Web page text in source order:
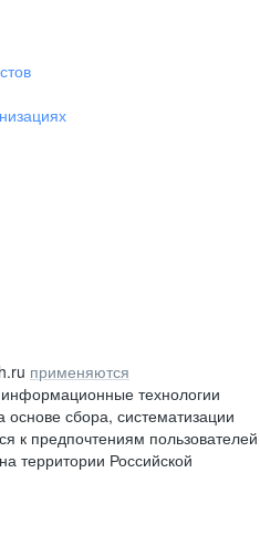
применяются
технологии
сбора, систематизации
к предпочтениям пользователей
территории Российской